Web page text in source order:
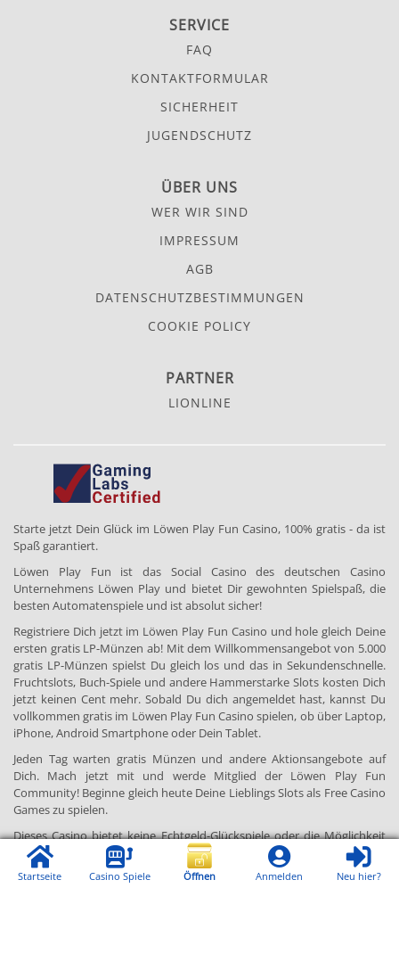
SERVICE
FAQ
KONTAKTFORMULAR
SICHERHEIT
JUGENDSCHUTZ
ÜBER UNS
WER WIR SIND
IMPRESSUM
AGB
DATENSCHUTZ­BESTIMMUNGEN
COOKIE POLICY
PARTNER
LIONLINE
Starte jetzt Dein Glück im Löwen Play Fun Casino, 100% gratis - da ist
Spaß garantiert.
Löwen Play Fun ist das Social Casino des deutschen Casino
Unternehmens Löwen Play und bietet Dir gewohnten Spielspaß, die
besten Automatenspiele und ist absolut sicher!
Registriere Dich jetzt im Löwen Play Fun Casino und hole gleich Deine
ersten gratis LP-Münzen ab! Mit dem Willkommensangebot von 5.000
gratis LP-Münzen spielst Du gleich los und das in Sekundenschnelle.
Fruchtslots, Buch-Spiele und andere Hammerstarke Slots kosten Dich
jetzt keinen Cent mehr. Sobald Du dich angemeldet hast, kannst Du
vollkommen gratis im Löwen Play Fun Casino spielen, ob über Laptop,
iPhone, Android Smartphone oder Dein Tablet.
Jeden Tag warten gratis Münzen und andere Aktionsangebote auf
Dich. Mach jetzt mit und werde Mitglied der Löwen Play Fun
Community! Beginne gleich heute Deine Lieblings Slots als Free Casino
Games zu spielen.
Dieses Casino bietet keine Echtgeld-Glückspiele oder die Möglichkeit
Echtgeld zu gewinnen an. Dieses Produkt ist nur für
Unterhaltungszwecke ab 18 Jahren bestimmt.
Startseite Casino Spiele Öffnen Anmelden Neu hier?